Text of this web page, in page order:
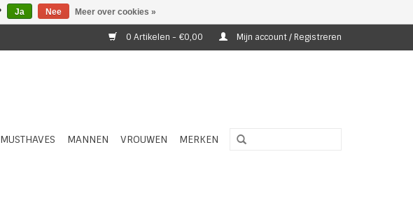
0 Artikelen - €0,00 Mijn account / Registreren
MUSTHAVES MANNEN VROUWEN MERKEN
Ja Nee Meer over cookies »